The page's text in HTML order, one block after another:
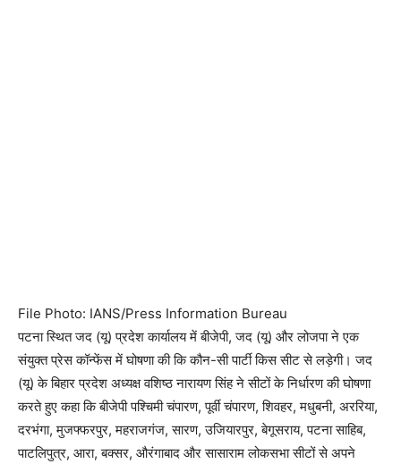
File Photo: IANS/Press Information Bureau
पटना स्थित जद (यू) प्रदेश कार्यालय में बीजेपी, जद (यू) और लोजपा ने एक
संयुक्त प्रेस कॉन्फेंस में घोषणा की कि कौन-सी पार्टी किस सीट से लड़ेगी। जद
(यू) के बिहार प्रदेश अध्यक्ष वशिष्ठ नारायण सिंह ने सीटों के निर्धारण की घोषणा
करते हुए कहा कि बीजेपी पश्चिमी चंपारण, पूर्वी चंपारण, शिवहर, मधुबनी, अररिया,
दरभंगा, मुजफ्फरपुर, महराजगंज, सारण, उजियारपुर, बेगूसराय, पटना साहिब,
पाटलिपुत्र, आरा, बक्सर, औरंगाबाद और सासाराम लोकसभा सीटों से अपने